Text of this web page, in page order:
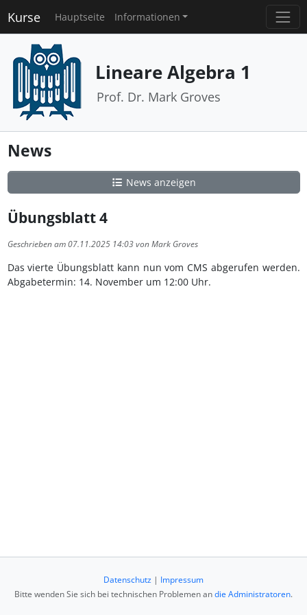
Kurse Hauptseite Informationen
Lineare Algebra 1
Prof. Dr. Mark Groves
News
News anzeigen
Übungsblatt 4
Geschrieben am 07.11.2025 14:03 von Mark Groves
Das vierte Übungsblatt kann nun vom CMS abgerufen werden.
Abgabetermin: 14. November um 12:00 Uhr.
Datenschutz | Impressum
Bitte wenden Sie sich bei technischen Problemen andie Administratoren.